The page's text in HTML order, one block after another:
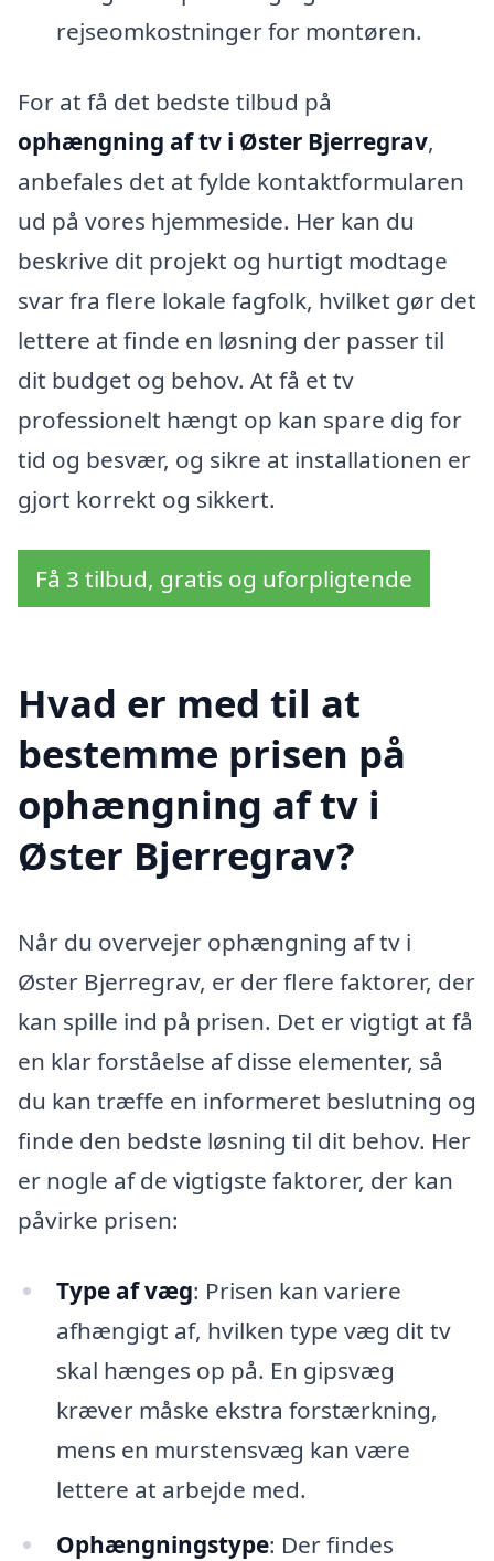
rejseomkostninger for montøren.
For at få det bedste tilbud på
ophængning af tv i Øster Bjerregrav,
anbefales det at fylde kontaktformularen
ud på vores hjemmeside. Her kan du
beskrive dit projekt og hurtigt modtage
svar fra flere lokale fagfolk, hvilket gør det
lettere at finde en løsning der passer til
dit budget og behov. At få et tv
professionelt hængt op kan spare dig for
tid og besvær, og sikre at installationen er
gjort korrekt og sikkert.
Få 3 tilbud, gratis og uforpligtende
Hvad er med til at
bestemme prisen på
ophængning af tv i
Øster Bjerregrav?
Når du overvejer ophængning af tv i
Øster Bjerregrav, er der flere faktorer, der
kan spille ind på prisen. Det er vigtigt at få
en klar forståelse af disse elementer, så
du kan træffe en informeret beslutning og
finde den bedste løsning til dit behov. Her
er nogle af de vigtigste faktorer, der kan
påvirke prisen:
Type af væg: Prisen kan variere
afhængigt af, hvilken type væg dit tv
skal hænges op på. En gipsvæg
kræver måske ekstra forstærkning,
mens en murstensvæg kan være
lettere at arbejde med.
Ophængningstype: Der findes